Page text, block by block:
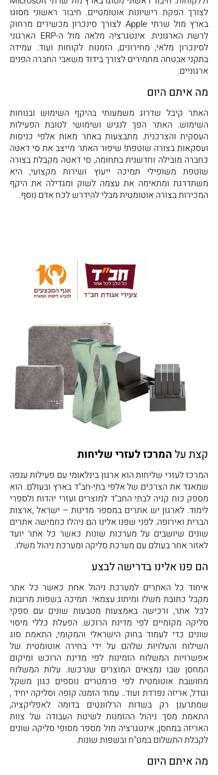
לצורך הפקת רישיונות אוטומטיים. חיבור ראשוני מסוגו
בארץ מול שרתי Apple לצורך סינכרון מכשירים מרחוק
לרשת הארגונית. אינטגרציה מלאה מול ה-ERP הארגוני
לסינכרון מלאי, מחירונים, הזמנות לקוחות ועוד. עמידה
בתקני אבטחה מחמירים לצורך בידוד משאבי החברה הפנים
ארגוניים.
מה איתם היום
האתר קיבל שדרוג משמעותי בהיקף השימוש ובנוחות
השימוש. האתר הפך לנגיש ושימושי לטובת הפעילות
העסקית והצרכנית. מתבצעות באתר מאות אלפי כניסות
ועסקאות בצורה שוטפת! שיפור האתר מייצב את סי דאטה
כחברה מובילה וחדשנית בתחומה, סי דאטה מקבלת בצורה
שוטפת משופילי תמיכה ייעוץ ושירות מקצועי, היא
משתדרגת ומתאימה את עצמה לשוק ומגדילה את היקף
המכירות בצורה אוטומטית מבלי להידרש לכח אדם נוסף.
קצת עלהמרכז לעזרי שליחות
המרכז לעזרי שליחות הוא ארגון בינלאומי עם פעילות ענפה
שמאגד את הצרכים של אלפי בתי-חב"ד בארץ ובעולם. הוא
מספק כוח קניה לבתי החב"ד למוצרים ועזרי יהדות ולספרי
לימוד. לארגון יש אתרים במספר מדינות – ישראל ,ארצות
הברית ואירופה. לפני שפנו אלינו הם ניהלו כחמישה אתרים
שונים שיושבים על מערכות שונות כאשר כל אתר יועד
לאזור אחר בעולם עם מערכת סליקה ומערכת ניהול משלו.
הם פנו אלינו בדרישה לבצע
איחוד כל האתרים למערכת ניהול אחת כאשר כל אתר
מקבל כתובת משלו ומיתוג עצמאי. תמיכה בשפות מרובות
לכל אתר, ורכישה באמצעות מטבעות שונים עם ספקי
סליקה מקומיים לפי מדינת הרוכש. הפעלת כללי מיסוי
שונים כדי לעמוד בחוק הישראלי והמקומי, התאמת סוג
השילוח והעלויות שלהם על ידי בחירה אוטומטית של
אפשרויות המשלוח הזמינות לפי מדינת הרוכש ומיקום
המחסן שבו נמצאים המוצרים שנרכשו. עלות המשלוח
מחושבת אוטומטית לפי פרמטרים נוספים כגון משקל
וגודל, אריזה נפרדת ועוד.. עמוד הזמנה קופה וסליקה יחיד ,
שמתרענן רק בשדות הרלוונטים בדומה לאפליקציה,
התאמת מסך ניהול ההזמנות לשיטת העבודה של צוות
האריזה במחסן, אינטגרציה מול מספר מסופי סליקה שונים
לקבלת התשלום במט"ח ובשפות שונות.
מה איתם היום